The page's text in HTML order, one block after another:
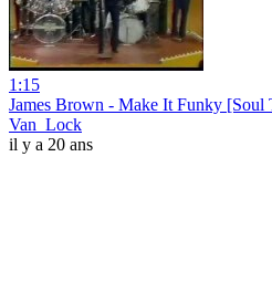
1:15
James Brown - Make It Funky [Soul
Van_Lock
il y a 20 ans